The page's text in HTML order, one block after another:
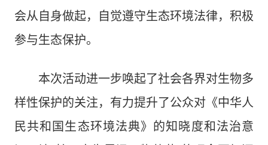
会从自身做起，自觉遵守生态环境法律，积极
参与生态保护。
本次活动进一步唤起了社会各界对生物多
样性保护的关注，有力提升了公众对《中华人
民共和国生态环境法典》的知晓度和法治意